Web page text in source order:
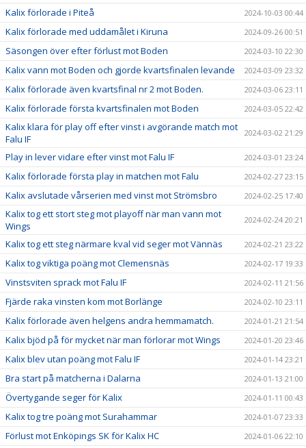
Kalix förlorade i Piteå 2024-10-03 00:44
Kalix förlorade med uddamålet i Kiruna 2024-09-26 00:51
Säsongen över efter förlust mot Boden 2024-03-10 22:30
Kalix vann mot Boden och gjorde kvartsfinalen levande 2024-03-09 23:32
Kalix förlorade även kvartsfinal nr 2 mot Boden. 2024-03-06 23:11
Kalix förlorade första kvartsfinalen mot Boden 2024-03-05 22:42
Kalix klara för play off efter vinst i avgörande match mot
Falu IF
2024-03-02 21:29
Play in lever vidare efter vinst mot Falu IF 2024-03-01 23:24
Kalix förlorade första play in matchen mot Falu 2024-02-27 23:15
Kalix avslutade vårserien med vinst mot Strömsbro 2024-02-25 17:40
Kalix tog ett stort steg mot playoff när man vann mot
Wings
2024-02-24 20:21
Kalix tog ett steg närmare kval vid seger mot Vännäs 2024-02-21 23:22
Kalix tog viktiga poäng mot Clemensnäs 2024-02-17 19:33
Vinstsviten sprack mot Falu IF 2024-02-11 21:56
Fjärde raka vinsten kom mot Borlänge 2024-02-10 23:11
Kalix förlorade även helgens andra hemmamatch. 2024-01-21 21:54
Kalix bjöd på för mycket när man förlorar mot Wings 2024-01-20 23:46
Kalix blev utan poäng mot Falu IF 2024-01-14 23:21
Bra start på matcherna i Dalarna 2024-01-13 21:00
Övertygande seger för Kalix 2024-01-11 00:43
Kalix tog tre poäng mot Surahammar 2024-01-07 23:33
Förlust mot Enköpings SK för Kalix HC 2024-01-06 22:10